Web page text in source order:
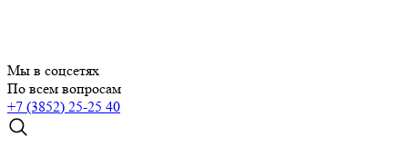
Мы в соцсетях
По всем вопросам
+7 (3852) 25-25 40